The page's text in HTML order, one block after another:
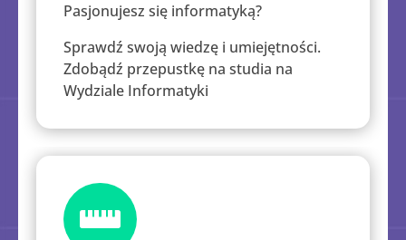
Pasjonujesz się informatyką?
Sprawdź swoją wiedzę i umiejętności.
Zdobądź przepustkę na studia na
Wydziale Informatyki
